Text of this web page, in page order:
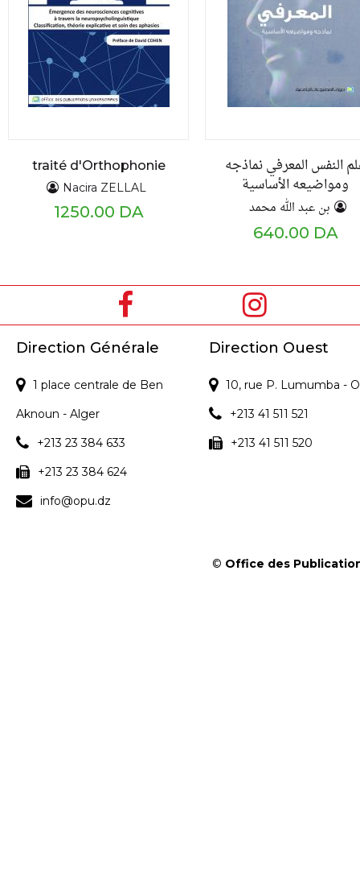
traité d'Orthophonie
Nacira ZELLAL
1250.00 DA
النفس المعرفي نماذجه
ومواضيعه الأساسية
بن عبد الله محمد
640.00 DA
Direction Générale
1 place centrale de Ben
Aknoun - Alger
+213 23 384 633
+213 23 384 624
info@opu.dz
Direction Ouest
10, rue P. Lumumba -
+213 41 511 521
+213 41 511 520
© Office des